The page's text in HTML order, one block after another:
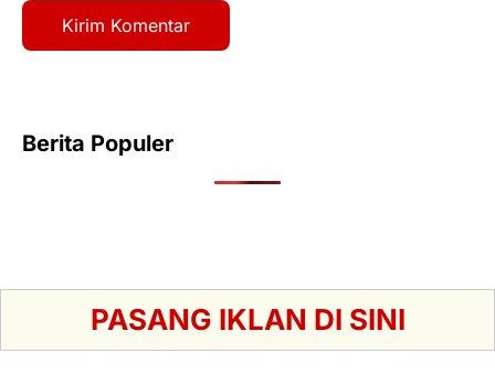
Berita Populer
PASANG IKLAN DI SINI